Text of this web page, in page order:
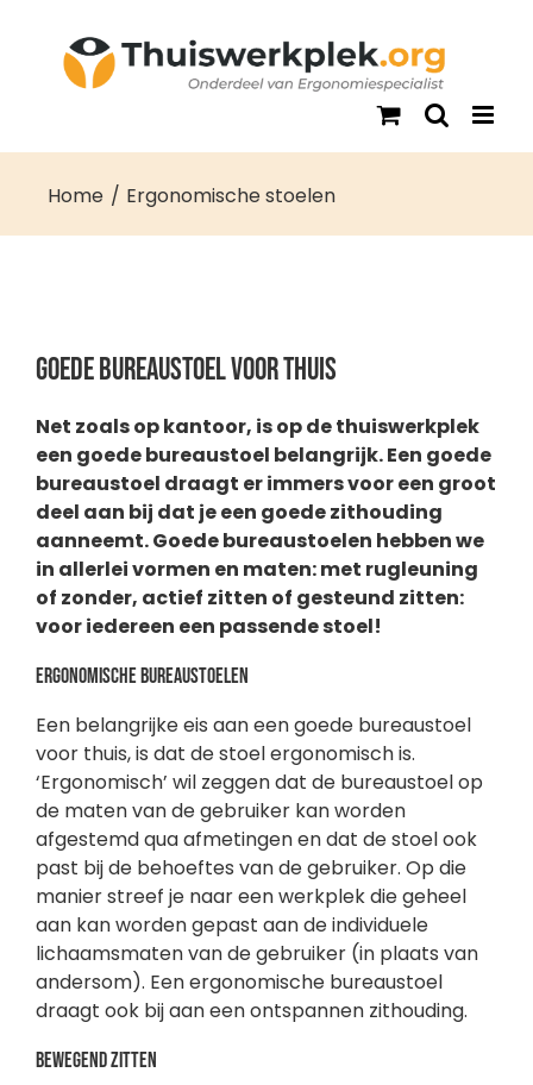
Home Ergonomische stoelen
Goede bureaustoel voor thuis
Net zoals op kantoor, is op de thuiswerkplek
een goede bureaustoel belangrijk. Een goede
bureaustoel draagt er immers voor een groot
deel aan bij dat je een goede zithouding
aanneemt. Goede bureaustoelen hebben we
in allerlei vormen en maten: met rugleuning
of zonder, actief zitten of gesteund zitten:
voor iedereen een passende stoel!
Ergonomische bureaustoelen
Een belangrijke eis aan een goede bureaustoel
voor thuis, is dat de stoel ergonomisch is.
‘Ergonomisch’ wil zeggen dat de bureaustoel op
de maten van de gebruiker kan worden
afgestemd qua afmetingen en dat de stoel ook
past bij de behoeftes van de gebruiker. Op die
manier streef je naar een werkplek die geheel
aan kan worden gepast aan de individuele
lichaamsmaten van de gebruiker (in plaats van
andersom). Een ergonomische bureaustoel
draagt ook bij aan een ontspannen zithouding.
Bewegend zitten